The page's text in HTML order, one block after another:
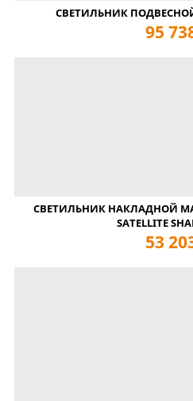
СВЕТИЛЬНИК ПОДВЕСНОЙ
95
СВЕТИЛЬНИК НАКЛАДНОЙ
SATELLITE
53